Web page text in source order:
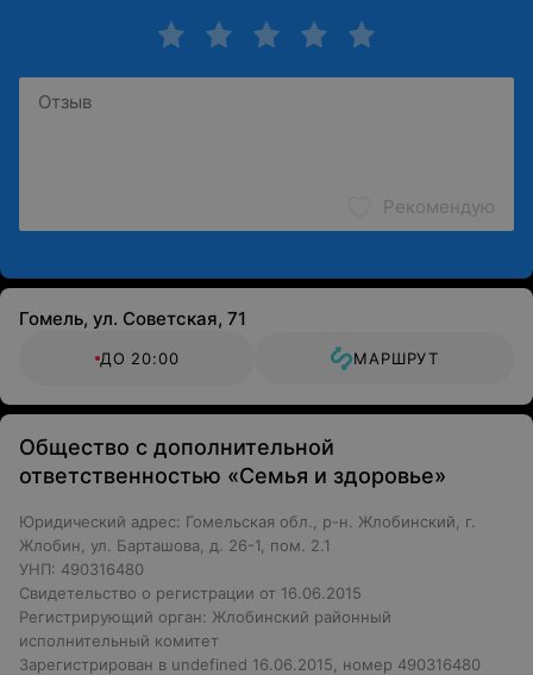
Рекомендую
Гомель, ул. Советская, 71
ДО 20:00 МАРШРУТ
Общество с дополнительной
ответственностью «Семья и здоровье»
Юридический адрес: Гомельская обл., р-н. Жлобинский, г.
Жлобин, ул. Барташова, д. 26-1, пом. 2.1
УНП: 490316480
Свидетельство о регистрации от 16.06.2015
Регистрирующий орган: Жлобинский районный
исполнительный комитет
Зарегистрирован в undefined 16.06.2015, номер 490316480